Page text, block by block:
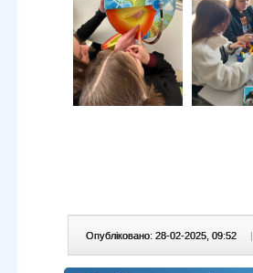
Опубліковано: 28-02-2025, 09:52